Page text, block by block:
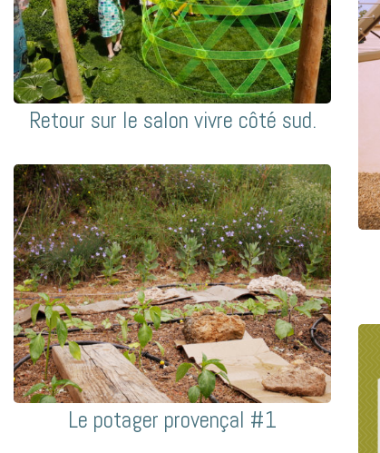
Retour sur le salon vivre côté sud.
Le potager provençal #1